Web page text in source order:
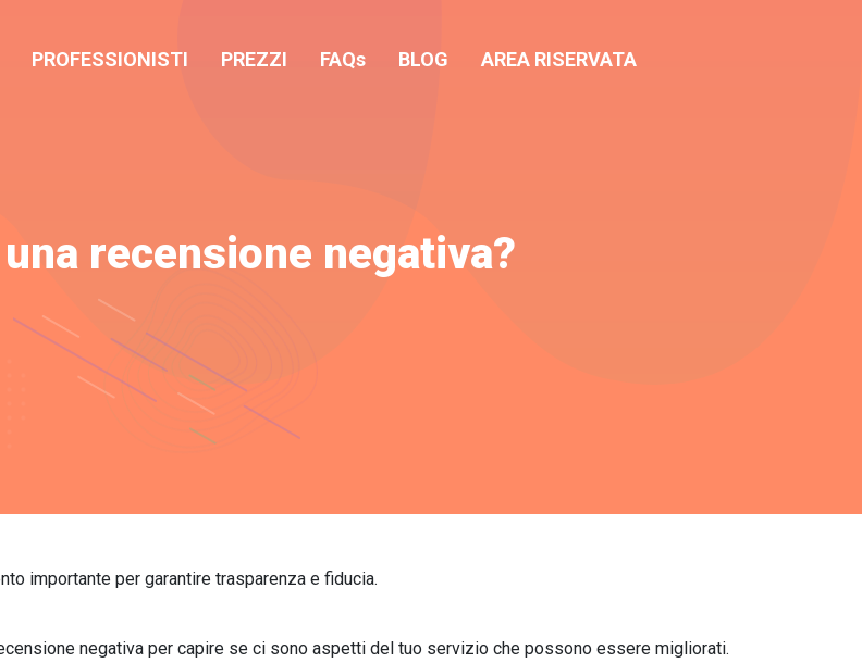
PROFESSIONISTI PREZZI FAQs BLOG AREA RISERVATA
recensione negativa?
importante per garantire trasparenza e fiducia.
negativa per capire se ci sono aspetti del tuo servizio che possono essere migliorati.